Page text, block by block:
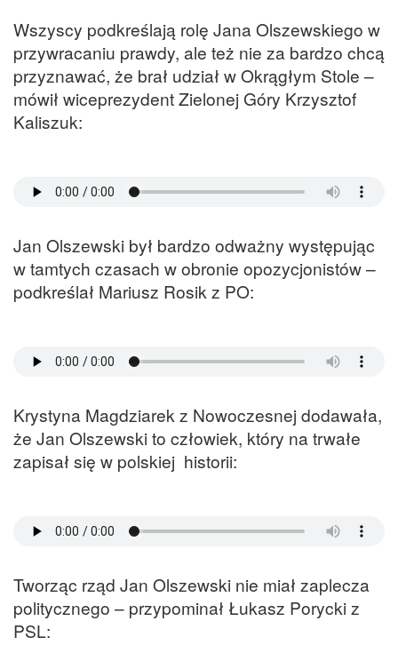
Wszyscy podkreślają rolę Jana Olszewskiego w
przywracaniu prawdy, ale też nie za bardzo chcą
przyznawać, że brał udział w Okrągłym Stole –
mówił wiceprezydent Zielonej Góry Krzysztof
Kaliszuk:
Jan Olszewski był bardzo odważny występując
w tamtych czasach w obronie opozycjonistów –
podkreślał Mariusz Rosik z PO:
Krystyna Magdziarek z Nowoczesnej dodawała,
że Jan Olszewski to człowiek, który na trwałe
zapisał się w polskiej historii:
Tworząc rząd Jan Olszewski nie miał zaplecza
politycznego – przypominał Łukasz Porycki z
PSL: